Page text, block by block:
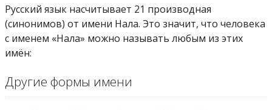
Русский язык насчитывает 21 производная
(синонимов) от имени Нала. Это значит, что человека
с именем «Нала» можно называть любым из этих
имён:
Другие формы имени